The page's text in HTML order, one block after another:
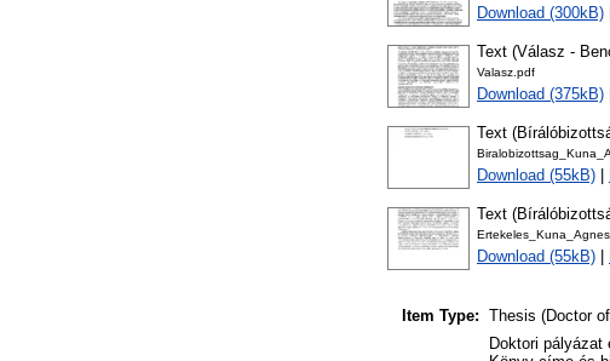
Download (300kB)
Text (Válasz -
Valasz.pdf
Download (375kB)
Text
Download (55kB)
Text
Download (55kB)
Item Type: Thesis (Doctor
Doktori pályázat